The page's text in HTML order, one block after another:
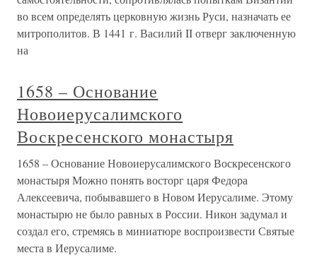
во всем определять церковную жизнь Руси, назначать ее
митрополитов. В 1441 г. Василий II отверг заключенную
на
1658 – Основание
Новоиерусалимского
Воскресенского монастыря
1658 – Основание Новоиерусалимского Воскресенского
монастыря Можно понять восторг царя Федора
Алексеевича, побывавшего в Новом Иерусалиме. Этому
монастырю не было равных в России. Никон задумал и
создал его, стремясь в миниатюре воспроизвести Святые
места в Иерусалиме.